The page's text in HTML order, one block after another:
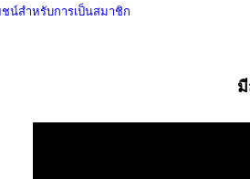
น์สำหรับการเป็นสมาชิก